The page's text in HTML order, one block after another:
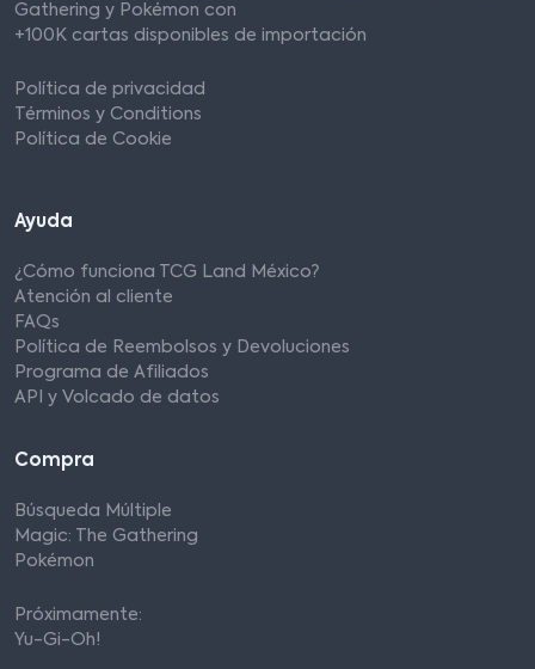
Gathering y Pokémon con
+100K cartas disponibles de importación
Política de privacidad
Términos y Conditions
Política de Cookie
Ayuda
¿Cómo funciona TCG Land México?
Atención al cliente
FAQs
Política de Reembolsos y Devoluciones
Programa de Afiliados
API y Volcado de datos
Compra
Búsqueda Múltiple
Magic: The Gathering
Pokémon
Próximamente:
Yu-Gi-Oh!